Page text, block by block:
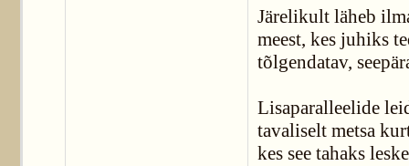
Järelikult läheb
meest, kes juhiks
tõlgendatav,
Lisaparalleelide
tavaliselt metsa
kes see tahaks